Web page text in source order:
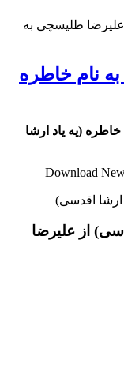
علیرضا طلیسچی به
نام خاطره
خاطره (یه یاد ارشا
Download
از علیرضا